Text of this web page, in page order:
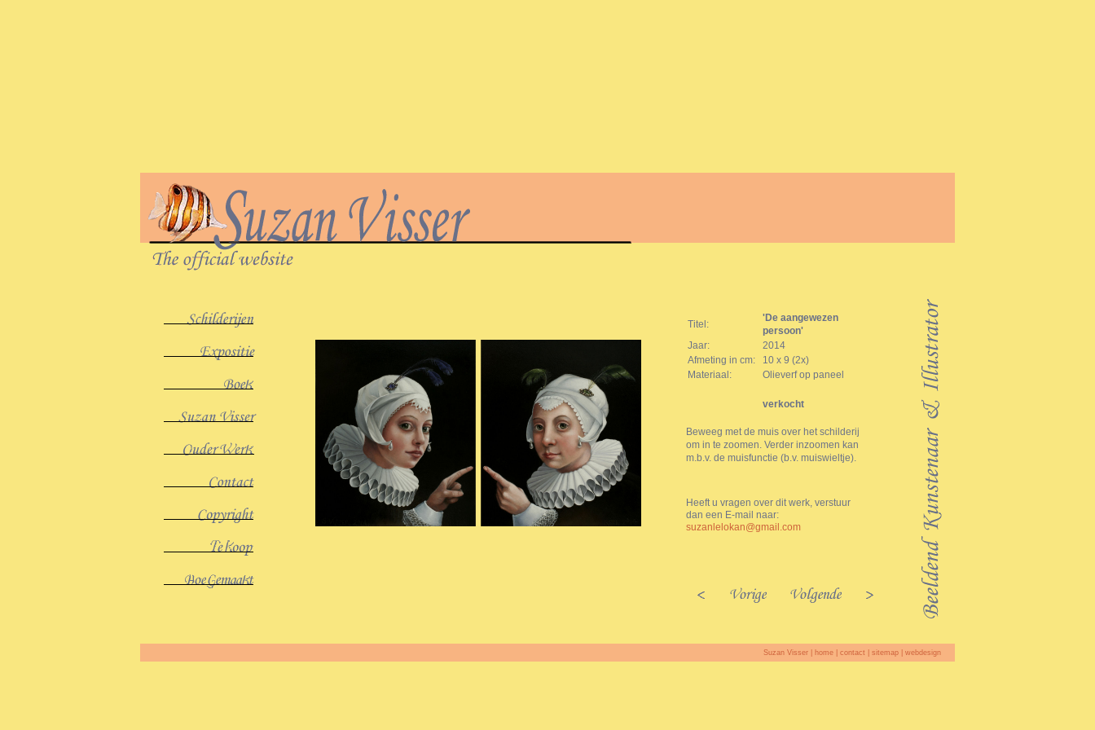
Titel:
'De aangewezen
persoon'
Jaar:
2014
Afmeting in cm:
10 x 9 (2x)
Materiaal:
Olieverf op paneel
verkocht
Heeft u vragen over dit werk, verstuur
dan een E-mail naar:
suzanlelokan@gmail.com
Beweeg met de muis over het schilderij
om in te zoomen. Verder inzoomen kan
m.b.v. de muisfunctie (b.v. muiswieltje).
Suzan Visser | home contact sitemap webdesign